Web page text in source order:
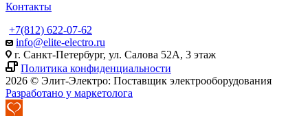
Контакты
+7(812) 622-07-62
info@elite-electro.ru
г. Санкт-Петербург, ул. Салова 52А, 3 этаж
Политика конфиденциальности
2026 © Элит-Электро: Поставщик электрооборудования
Разработано у маркетолога